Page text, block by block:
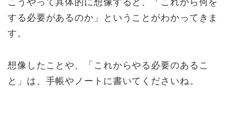
する必要があるのか」ということがわかってきま
す。
想像したことや、「これからやる必要のあるこ
と」は、手帳やノートに書いてくださいね。